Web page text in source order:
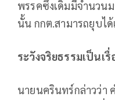
พรรคซึ่งเดิมมีจำนวน
นั้น กกต.สามารถยุบได้
ระวังจริยธรรมเป็นเรื่
นายนครินทร์กล่าวว่า